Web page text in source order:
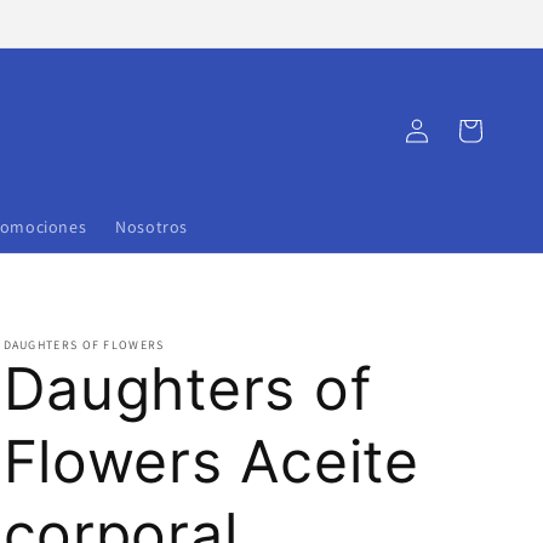
Nosotros
sesión
Carrito
DAUGHTERS OF FLOWERS
Daughters of
Flowers Aceite